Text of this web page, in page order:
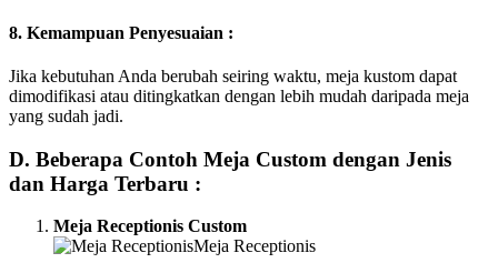
8. Kemampuan Penyesuaian :
Jika kebutuhan Anda berubah seiring waktu, meja kustom dapat
dimodifikasi atau ditingkatkan dengan lebih mudah daripada meja
yang sudah jadi.
D. Beberapa Contoh Meja Custom dengan Jenis
dan Harga Terbaru :
Meja Receptionis Custom